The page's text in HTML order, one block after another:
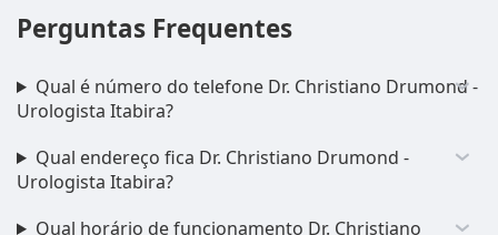
Perguntas Frequentes
Qual é número do telefone Dr. Christiano Drumond -
Urologista Itabira?
Qual endereço fica Dr. Christiano Drumond -
Urologista Itabira?
Qual horário de funcionamento Dr. Christiano